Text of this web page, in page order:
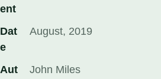
ent
Dat
e
August, 2019
Aut
John Miles